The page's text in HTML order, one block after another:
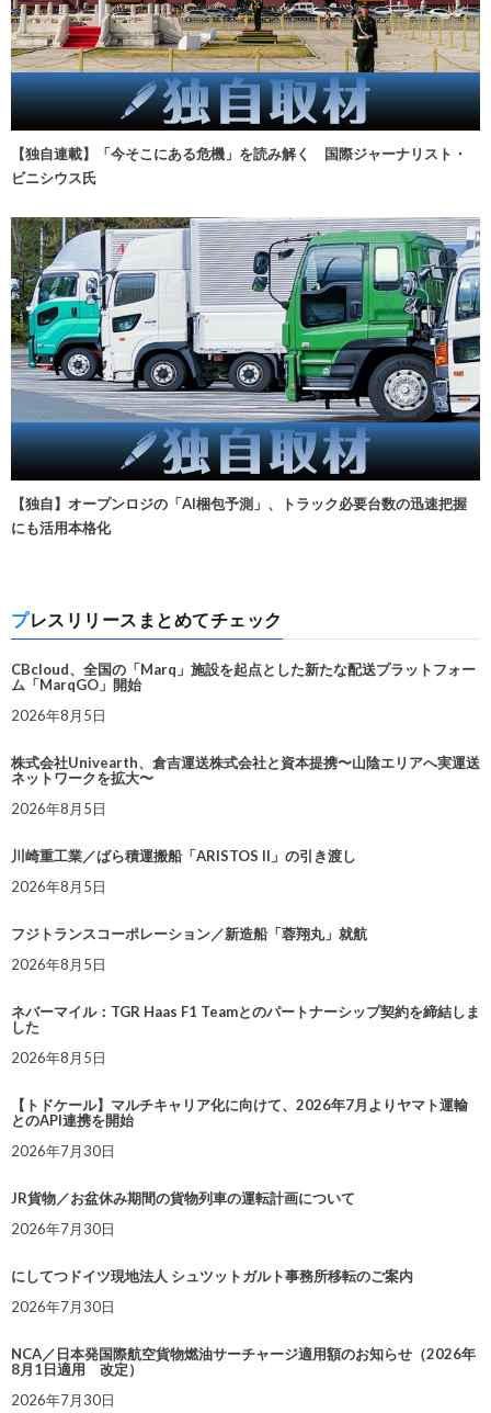
【独自連載】「今そこにある危機」を読み解く 国際ジャーナリスト・
ビニシウス氏
【独自】オープンロジの「AI梱包予測」、トラック必要台数の迅速把握
にも活用本格化
プレスリリースまとめてチェック
CBcloud、全国の「Marq」施設を起点とした新たな配送プラットフォー
ム「MarqGO」開始
2026年8月5日
株式会社Univearth、倉吉運送株式会社と資本提携〜山陰エリアへ実運送
ネットワークを拡大〜
2026年8月5日
川崎重工業／ばら積運搬船「ARISTOS II」の引き渡し
2026年8月5日
フジトランスコーポレーション／新造船「蓉翔丸」就航
2026年8月5日
ネバーマイル：TGR Haas F1 Teamとのパートナーシップ契約を締結しま
した
2026年8月5日
【トドケール】マルチキャリア化に向けて、2026年7月よりヤマト運輸
とのAPI連携を開始
2026年7月30日
JR貨物／お盆休み期間の貨物列車の運転計画について
2026年7月30日
にしてつドイツ現地法人 シュツットガルト事務所移転のご案内
2026年7月30日
NCA／日本発国際航空貨物燃油サーチャージ適用額のお知らせ（2026年
8月1日適用 改定）
2026年7月30日